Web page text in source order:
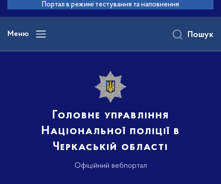
основного
вмісту
Портал в режимі тестування та наповнення
Меню
Головне управління
Національної поліції в
Черкаській області
Офіційний вебпортал
Пошук